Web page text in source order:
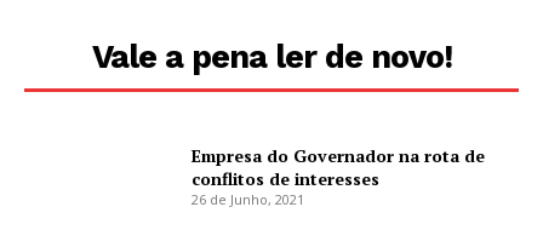
Vale a pena ler de novo!
Empresa do Governador na rota de
conflitos de interesses
26 de Junho, 2021